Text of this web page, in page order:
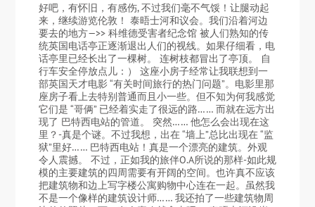
好吧，有怀旧，有感伤, 不过我们毫不气馁！让腿动起
来，继续游览伦敦！ 泰晤士河和议会。我们沿着河边
要去的地方—>> 科维德受害者纪念馆 被人们熟知的传
统英国电话亭正逐渐退出人们的视线。如果仔细看，电
话亭里已经长出了一棵树。 连树枝都冒出了亭顶。 自
行车安全停放点儿：） 这座小房子经常让我联想到一
部英国天才电影 “有关时间旅行的热门问题”。电影里那
座房子看上去特别普通而且小一些。但不知为何我感觉
它们是 “哥俩” 已经着实走了很远的路…… 而就在远方出
现了 巴特西电站的管道。 突然…… 他怎么会出现在这
里？-真是个谜。不过我想，出在 “墙上”总比出现在 “监
狱”里好…… 巴特西电站！真是一个漂亮的建筑。外观
令人震撼。 不过，正如我的旅伴O.A所说的那样-如此规
模的主要建筑的四周需要有开阔的空间。也许真不应该
把建筑物和边上写字楼公寓购物中心连在一起。虽然我
不是一个像样的建筑设计师…… 我还拍了一些建筑物周